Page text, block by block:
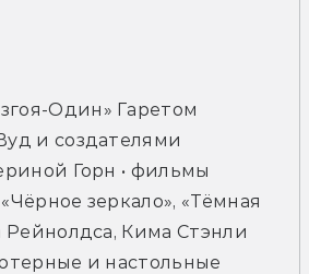
Один» Гаретом
и создателями
Горн • фильмы
зеркало», «Тёмная
Рейнолдса, Кима Стэнли
и настольные